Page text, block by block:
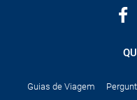
Guias de Viagem